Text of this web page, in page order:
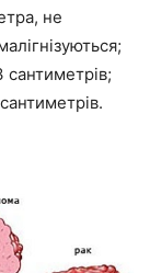
не
сантиметрів;